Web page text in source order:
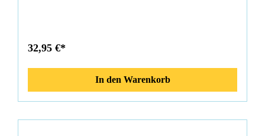
32,95 €*
In den Warenkorb